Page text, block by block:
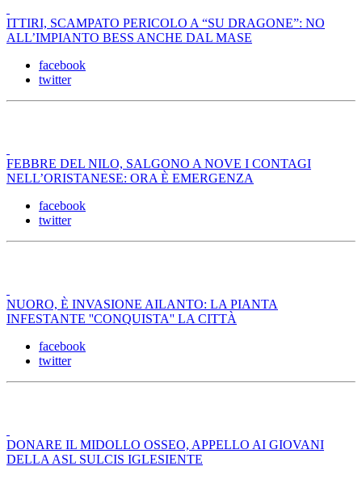
ITTIRI, SCAMPATO PERICOLO A “SU DRAGONE”: NO
ALL’IMPIANTO BESS ANCHE DAL MASE
facebook
twitter
FEBBRE DEL NILO, SALGONO A NOVE I CONTAGI
NELL’ORISTANESE: ORA È EMERGENZA
facebook
twitter
NUORO, È INVASIONE AILANTO: LA PIANTA
INFESTANTE ''CONQUISTA'' LA CITTÀ
facebook
twitter
DONARE IL MIDOLLO OSSEO, APPELLO AI GIOVANI
DELLA ASL SULCIS IGLESIENTE